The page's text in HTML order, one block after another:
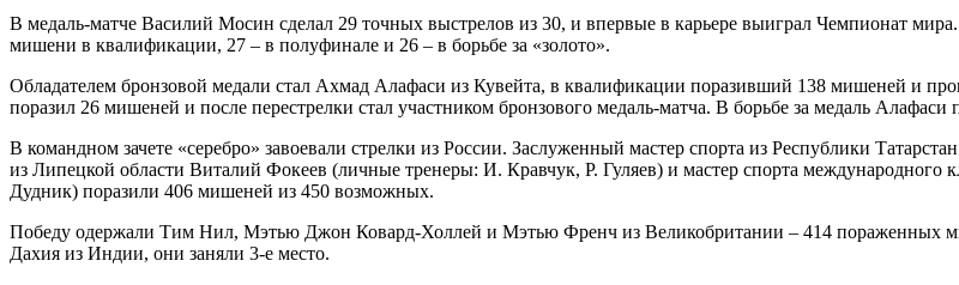
В медаль-матче Василий Мосин сделал 29 точных выстрелов из 30, и впервые в карьере выиграл Чемпионат
мишени в квалификации, 27 – в полуфинале и 26 – в борьбе за «золото».
Обладателем бронзовой медали стал Ахмад Алафаси из Кувейта, в квалификации поразивший 138 мишеней и
поразил 26 мишеней и после перестрелки стал участником бронзового медаль-матча. В борьбе за медаль
В командном зачете «серебро» завоевали стрелки из России. Заслуженный мастер спорта из Республики
из Липецкой области Виталий Фокеев (личные тренеры: И. Кравчук, Р. Гуляев) и мастер спорта международного
Дудник) поразили 406 мишеней из 450 возможных.
Победу одержали Тим Нил, Мэтью Джон Ковард-Холлей и Мэтью Френч из Великобритании – 414 пораженных
Дахия из Индии, они заняли 3-е место.